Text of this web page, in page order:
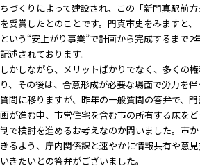
ちづくりによって建設され、この「新門真駅前
を受賞したとのことです。門真市史をみますと
という“安上がり事業”で計画から完成するまで2
記述されております。
しかしながら、メリットばかりでなく、多くの
り、その後は、合意形成が必要な場面で労力を伴
質問に移りますが、昨年の一般質問の答弁で、
画が進む中、市営住宅を含む市の所有する床を
制で検討を進めるお考えなのか問いました。市
きるよう、庁内関係課と速やかに情報共有や意
いきたいとの答弁がございました。